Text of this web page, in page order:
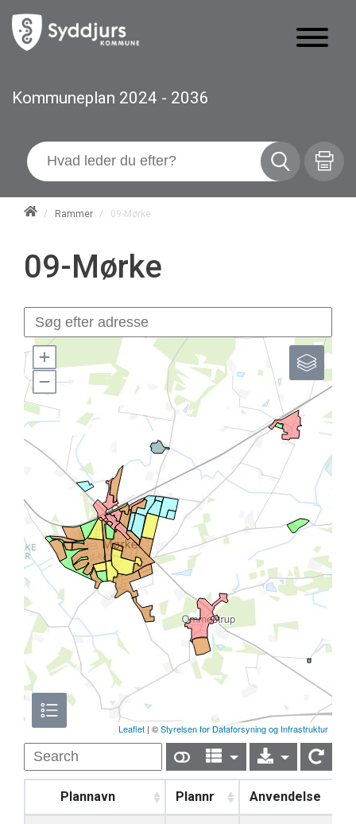
Kommuneplan 2024 - 2036
/ Rammer / 09-Mørke
09-Mørke
Leaflet | ©Styrelsen for Dataforsyning og Infrastruktur
Plannavn Plannr Anvendelse